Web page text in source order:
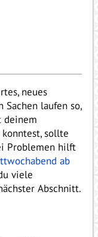
neues
laufen so,
deinem
sollte
Problemen hilft
ab
viele
Abschnitt.